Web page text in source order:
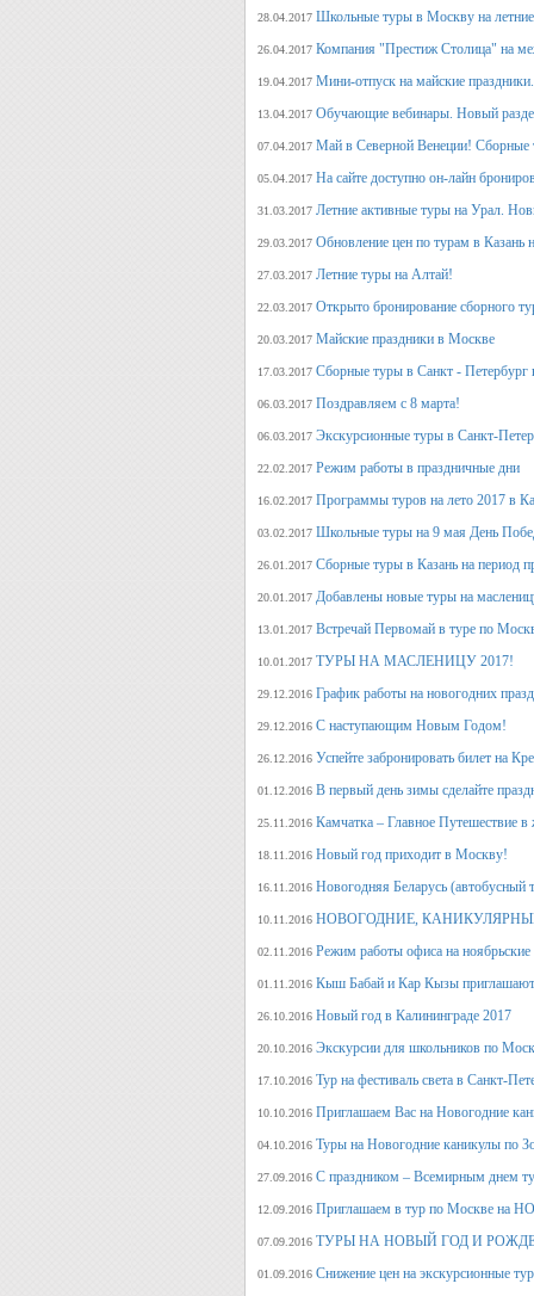
28.04.2017 Школьные туры в Москву на
26.04.2017 Компания "Престиж Столица" на
19.04.2017 Мини-отпуск на майские
13.04.2017 Обучающие вебинары. Новый
07.04.2017 Май в Северной Венеции! Сборные
05.04.2017 На сайте доступно он-лайн
31.03.2017 Летние активные туры на Урал.
29.03.2017 Обновление цен по турам в Казань
27.03.2017 Летние туры на Алтай!
22.03.2017 Открыто бронирование сборного
20.03.2017 Майские праздники в Москве
17.03.2017 Сборные туры в Санкт - Петербург
06.03.2017 Поздравляем с 8 марта!
06.03.2017 Экскурсионные туры в Санкт-
22.02.2017 Режим работы в праздничные дни
16.02.2017 Программы туров на лето 2017 в
03.02.2017 Школьные туры на 9 мая День
26.01.2017 Сборные туры в Казань на период
20.01.2017 Добавлены новые туры на
13.01.2017 Встречай Первомай в туре по
10.01.2017 ТУРЫ НА МАСЛЕНИЦУ 2017!
29.12.2016 График работы на новогодних
29.12.2016 С наступающим Новым Годом!
26.12.2016 Успейте забронировать билет на
01.12.2016 В первый день зимы сделайте
25.11.2016 Камчатка – Главное Путешествие
18.11.2016 Новый год приходит в Москву!
16.11.2016 Новогодняя Беларусь
10.11.2016 НОВОГОДНИЕ,
02.11.2016 Режим работы офиса на ноябрьские
01.11.2016 Кыш Бабай и Кар Кызы
26.10.2016 Новый год в Калининграде 2017
20.10.2016 Экскурсии для школьников по
17.10.2016 Тур на фестиваль света в Санкт-
10.10.2016 Приглашаем Вас на Новогодние
04.10.2016 Туры на Новогодние каникулы по
27.09.2016 С праздником – Всемирным днем
12.09.2016 Приглашаем в тур по Москве на
07.09.2016 ТУРЫ НА НОВЫЙ ГОД И
01.09.2016 Снижение цен на экскурсионные